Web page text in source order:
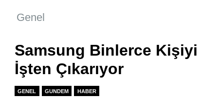
Genel
Samsung Binlerce Kişiyi
İşten Çıkarıyor
GENEL GUNDEM HABER